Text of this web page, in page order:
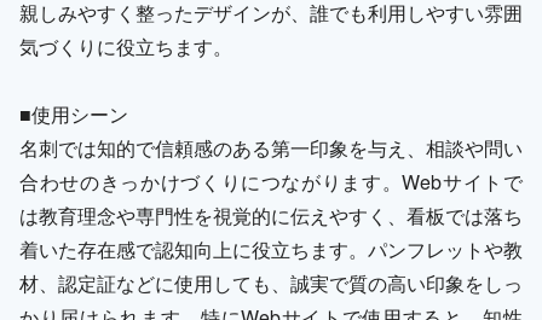
親しみやすく整ったデザインが、誰でも利用しやすい雰囲
気づくりに役立ちます。
■使用シーン
名刺では知的で信頼感のある第一印象を与え、相談や問い
合わせのきっかけづくりにつながります。Webサイトで
は教育理念や専門性を視覚的に伝えやすく、看板では落ち
着いた存在感で認知向上に役立ちます。パンフレットや教
材、認定証などに使用しても、誠実で質の高い印象をしっ